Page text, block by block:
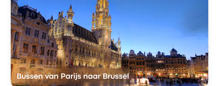
Bussen van Parijs naar Brussel